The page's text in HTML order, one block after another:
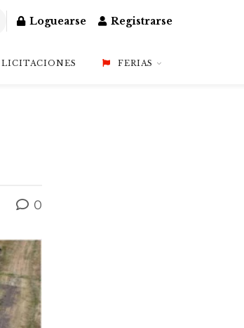
Loguearse Registrarse
LICITACIONES FERIAS
0